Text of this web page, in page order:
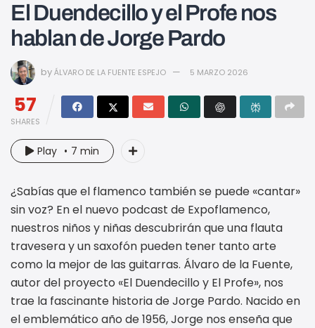
El Duendecillo y el Profe nos
hablan de Jorge Pardo
byÁLVARO DE LA FUENTE ESPEJO 5 MARZO 2026
57
SHARES
Play 7 min
¿Sabías que el flamenco también se puede «cantar»
sin voz? En el nuevo podcast de Expoflamenco,
nuestros niños y niñas descubrirán que una flauta
travesera y un saxofón pueden tener tanto arte
como la mejor de las guitarras. Álvaro de la Fuente,
autor del proyecto «El Duendecillo y El Profe», nos
trae la fascinante historia de Jorge Pardo. Nacido en
el emblemático año de 1956, Jorge nos enseña que